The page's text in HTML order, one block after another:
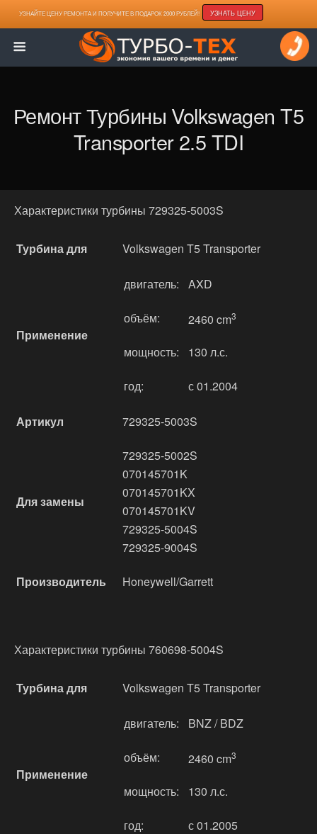
УЗНАЙТЕ ЦЕНУ РЕМОНТА И ПОЛУЧИТЕ В ПОДАРОК 2000 РУБЛЕЙ! УЗНАТЬ ЦЕНУ
Ремонт Турбины Volkswagen T5
Transporter 2.5 TDI
Характеристики турбины 729325-5003S
Турбина для Volkswagen T5 Transporter
Применение
двигатель: AXD
объём: 2460 cm3
мощность: 130 л.с.
год: с 01.2004
Артикул 729325-5003S
Для замены
729325-5002S
070145701K
070145701KX
070145701KV
729325-5004S
729325-9004S
Производитель Honeywell/Garrett
Характеристики турбины 760698-5004S
Турбина для Volkswagen T5 Transporter
Применение
двигатель: BNZ / BDZ
объём: 2460 cm3
мощность: 130 л.с.
год: с 01.2005